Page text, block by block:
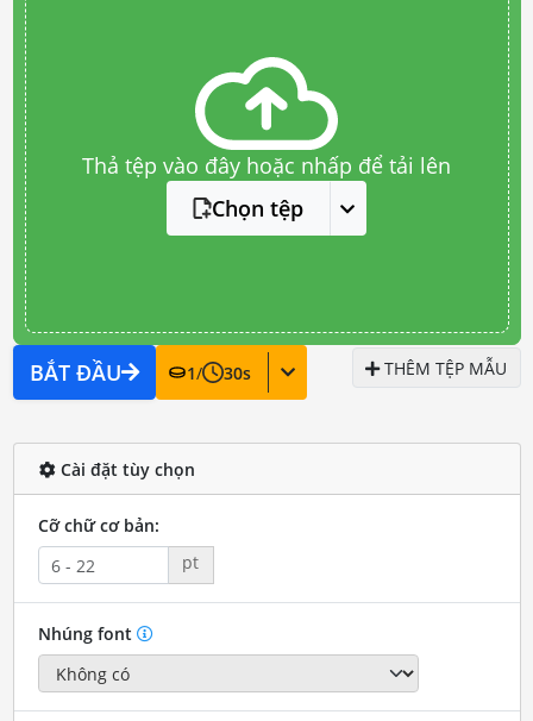
Thả tệp vào đây hoặc nhấp để tải lên
Chọn tệp
BẮT ĐẦU 1/ 30s THÊM TỆP MẪU
Cài đặt tùy chọn
Cỡ chữ cơ bản:
pt
Nhúng font